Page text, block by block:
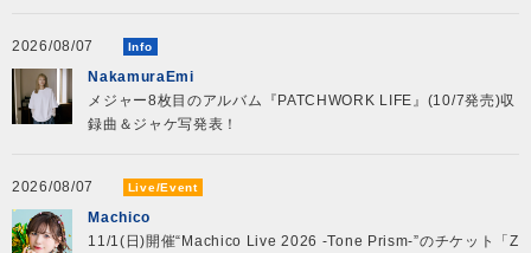
2026/08/07 Info
NakamuraEmi
メジャー8枚目のアルバム『PATCHWORK LIFE』(10/7発売)収
録曲＆ジャケ写発表！
2026/08/07 Live/Event
Machico
11/1(日)開催“Machico Live 2026 -Tone Prism-”のチケット「Z